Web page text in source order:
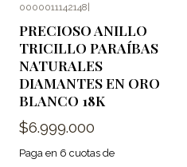
0000011142148
PRECIOSO ANILLO
TRICILLO PARAÍBAS
NATURALES
DIAMANTES EN ORO
BLANCO 18K
$6.999.000
Paga en 6 cuotas de